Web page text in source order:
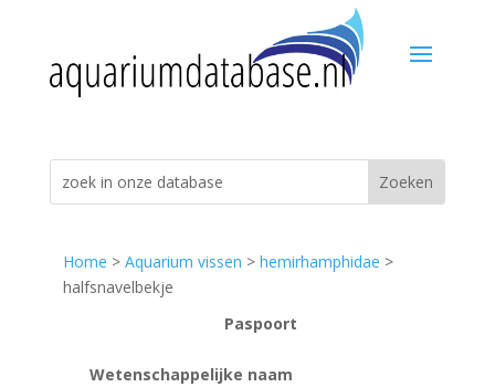
Home > Aquarium vissen > hemirhamphidae >
halfsnavelbekje
Paspoort
Wetenschappelijke naam